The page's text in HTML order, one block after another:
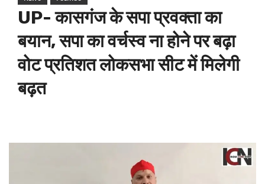
UP- कासगंज के सपा प्रवक्ता का
बयान, सपा का वर्चस्व ना होने पर बढ़ा
वोट प्रतिशत लोकसभा सीट में मिलेगी
बढ़त